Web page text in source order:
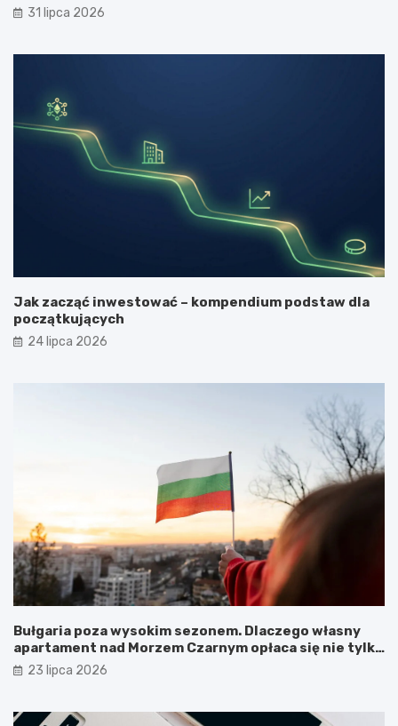
31 lipca 2026
Jak zacząć inwestować – kompendium podstaw dla
początkujących
24 lipca 2026
Bułgaria poza wysokim sezonem. Dlaczego własny
apartament nad Morzem Czarnym opłaca się nie tylko
latem?
23 lipca 2026